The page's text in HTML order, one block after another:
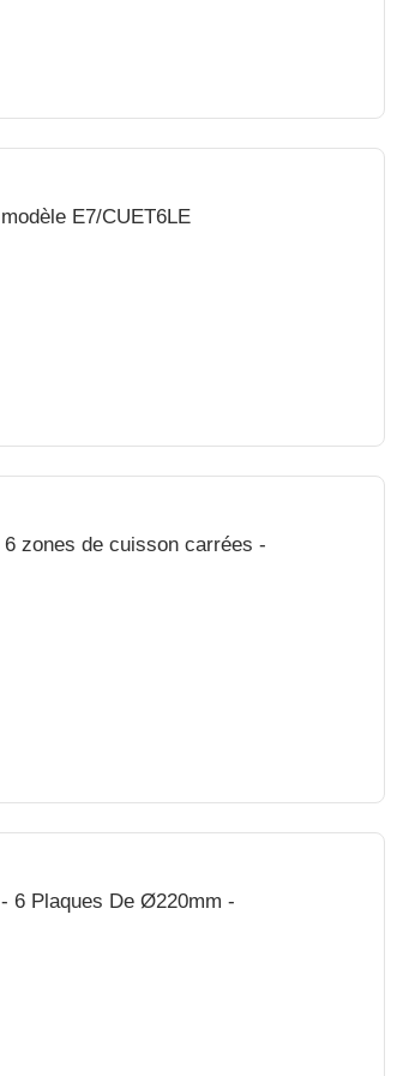
E7/CUET6LE
zones de cuisson carrées -
6 Plaques De Ø220mm -